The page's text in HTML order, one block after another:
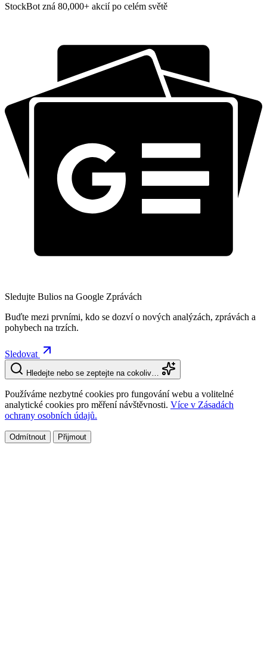
StockBot zná 80,000+ akcií po celém světě
Sledujte Bulios na Google Zprávách
Buďte mezi prvními, kdo se dozví o nových analýzách, zprávách a
pohybech na trzích.
Sledovat
Hledejte nebo se zeptejte na cokoliv…
Používáme nezbytné cookies pro fungování webu a volitelné
analytické cookies pro měření návštěvnosti. Více v Zásadách
ochrany osobních údajů.
Odmítnout Přijmout